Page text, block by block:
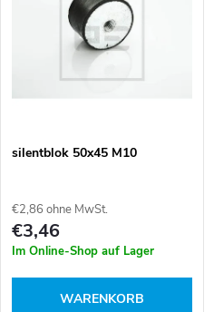
r
u
g
k
t
e
silentblok 50x45 M10
€2,86 ohne MwSt.
€3,46
Im Online-Shop auf Lager
WARENKORB